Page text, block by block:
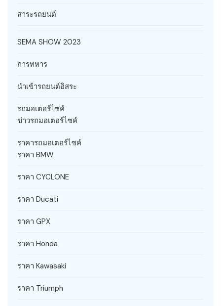
สาระรถยนต์
SEMA SHOW 2023
การทหาร
นำเข้ารถยนต์อิสระ
รถมอเตอร์ไซค์
ข่าวรถมอเตอร์ไซค์
ราคารถมอเตอร์ไซค์
ราคา BMW
ราคา CYCLONE
ราคา Ducati
ราคา GPX
ราคา Honda
ราคา Kawasaki
ราคา Triumph